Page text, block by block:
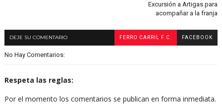
Excursión a Artigas para
acompañar a la franja
DEJE SU COMENTARIO FERRO CARRIL F.C. FACEBOOK
No Hay Comentarios:
Respeta las reglas:
Por el momento los comentarios se publican en forma inmediata.